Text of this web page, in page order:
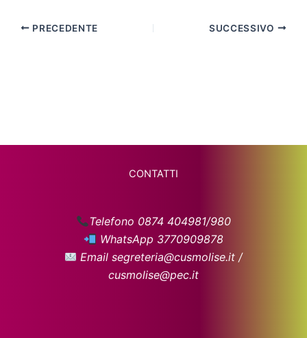
PRECEDENTE SUCCESSIVO
CONTATTI
Telefono 0874 404981/980
WhatsApp 3770909878
Email segreteria@cusmolise.it /
cusmolise@pec.it